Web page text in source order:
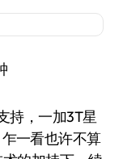
持，一加3T星
一看也许不算